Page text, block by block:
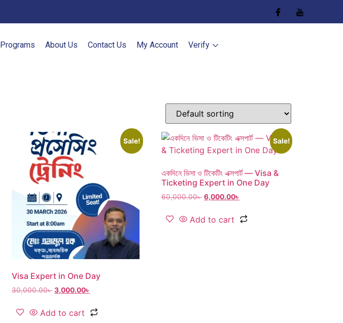
Programs About Us Contact Us My Account Verify
Sale!
Visa Expert in One Day
30,000.00৳ 3,000.00৳
Add to cart
Sale!
একদিনে ভিসা ও টিকেটিং এক্সপার্ট — Visa &
Ticketing Expert in One Day
60,000.00৳ 6,000.00৳
Add to cart